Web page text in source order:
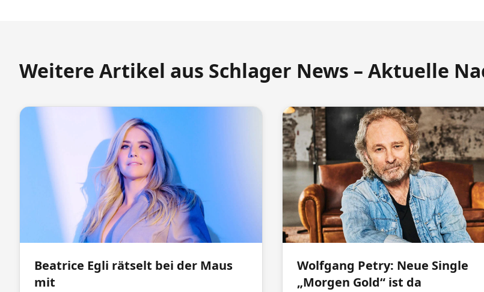
Weitere Artikel aus Schlager News – Aktuelle
Beatrice Egli rätselt bei der Maus
mit
Wolfgang Petry: Neue Single
„Morgen Gold“ ist da